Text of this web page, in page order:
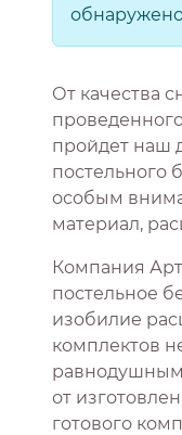
От качества
пройдет наш
постельного
особым
материал,
Компания
постельное
изобилие
комплектов
от
готового